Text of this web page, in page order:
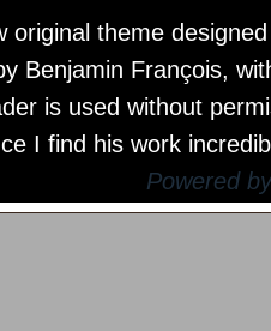
original theme
Benjamin François,
is used without
I find his work
Powered